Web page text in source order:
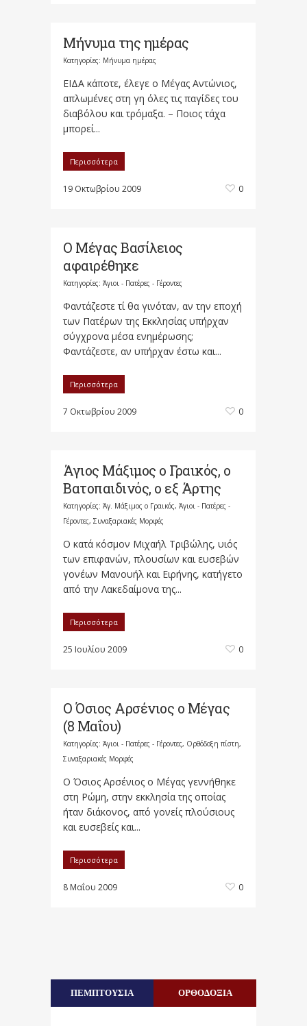
Μήνυμα της ημέρας
Κατηγορίες: Μήνυμα ημέρας
ΕΙΔΑ κάποτε, έλεγε ο Μέγας Αντώνιος,
απλωμένες στη γη όλες τις παγίδες του
διαβόλου και τρόμαξα. – Ποιος τάχα
μπορεί...
Περισσότερα
19 Οκτωβρίου 2009 0
Ο Μέγας Βασίλειος
αφαιρέθηκε
Κατηγορίες: Άγιοι - Πατέρες - Γέροντες
Φαντάζεστε τί θα γινόταν, αν την εποχή
των Πατέρων της Εκκλησίας υπήρχαν
σύγχρονα μέσα ενημέρωσης;
Φαντάζεστε, αν υπήρχαν έστω και...
Περισσότερα
7 Οκτωβρίου 2009 0
Άγιος Μάξιμος ο Γραικός, ο
Βατοπαιδινός, ο εξ Άρτης
Κατηγορίες: Άγ. Μάξιμος ο Γραικός, Άγιοι - Πατέρες -
Γέροντες, Συναξαριακές Μορφές
Ο κατά κόσμον Μιχαήλ Τριβώλης, υιός
των επιφανών, πλουσίων και ευσεβών
γονέων Μανουήλ και Ειρήνης, κατήγετο
από την Λακεδαίμονα της...
Περισσότερα
25 Ιουλίου 2009 0
Ο Όσιος Αρσένιος ο Μέγας
(8 Μαΐου)
Κατηγορίες: Άγιοι - Πατέρες - Γέροντες, Ορθόδοξη πίστη,
Συναξαριακές Μορφές
Ο Όσιος Αρσένιος ο Μέγας γεννήθηκε
στη Ρώμη, στην εκκλησία της οποίας
ήταν διάκονος, από γονείς πλούσιους
και ευσεβείς και...
Περισσότερα
8 Μαΐου 2009 0
ΠΕΜΠΤΟΥΣΙΑ ΟΡΘΟΔΟΞΙΑ